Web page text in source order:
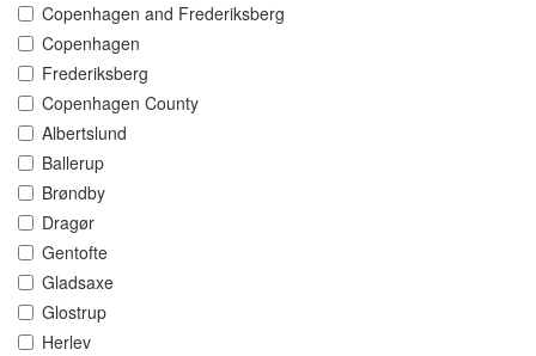
Copenhagen and Frederiksberg
Copenhagen
Frederiksberg
Copenhagen County
Albertslund
Ballerup
Brøndby
Dragør
Gentofte
Gladsaxe
Glostrup
Herlev